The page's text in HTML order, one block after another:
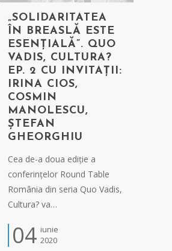
„SOLIDARITATEA
ÎN BREASLĂ ESTE
ESENȚIALĂ”. QUO
VADIS, CULTURA?
EP. 2 CU INVITAȚII:
IRINA CIOS,
COSMIN
MANOLESCU,
ȘTEFAN
GHEORGHIU
Cea de-a doua ediție a
conferințelor Round Table
România din seria Quo Vadis,
Cultura? va…
04 iunie
2020